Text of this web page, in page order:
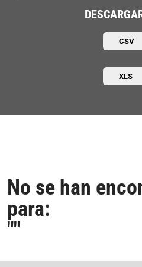
CSV
XLS
No se han
para:
""